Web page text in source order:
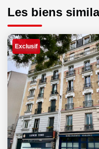
Les biens
Exclusif